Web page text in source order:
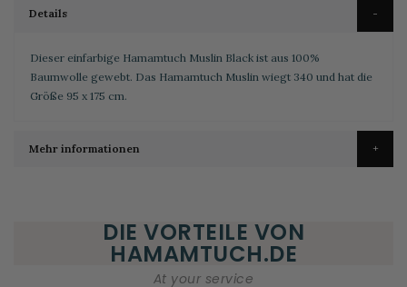
Details
Dieser einfarbige Hamamtuch Muslin Black ist aus 100%
Baumwolle gewebt. Das Hamamtuch Muslin wiegt 340 und hat die
Größe 95 x 175 cm.
Mehr informationen
DIE VORTEILE VON
HAMAMTUCH.DE
At your service